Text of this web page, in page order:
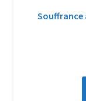
Souffrance